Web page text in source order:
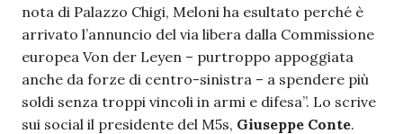
nota di Palazzo Chigi, Meloni ha esultato perché è
arrivato l’annuncio del via libera dalla Commissione
europea Von der Leyen – purtroppo appoggiata
anche da forze di centro-sinistra – a spendere più
soldi senza troppi vincoli in armi e difesa”. Lo scrive
sui social il presidente del M5s, Giuseppe Conte.